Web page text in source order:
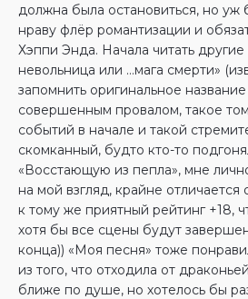
должна была остановиться, но
нраву флёр романтизации и
Хэппи Энда. Начала читать другие
невольница или …мага смерти»
запомнить оригинальное название
совершенным провалом, такое
событий в начале и такой
скомканный, будто кто-то
«Восстающую из пепла», мне
на мой взгляд, крайне отличается
к тому же приятный рейтинг +18,
хотя бы все сцены будут
конца)) «Моя песня» тоже
из того, что отходила от
ближе по душе, но хотелось бы